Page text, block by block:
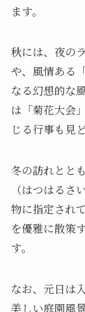
ます。
秋には、夜の
や、風情ある
なる幻想的な
は「菊花大会
じる行事も見
冬の訪れとと
（はつはるさ
物に指定され
を優雅に散策
す。
なお、元日は
美しい庭園風